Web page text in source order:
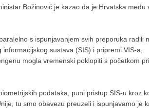
Božinović je kazao da je Hrvatska među
s ispunjavanjem svih preporuka radili
sustava (SIS) i pripremi VIS-a,
mogla vremenski poklopiti s početkom
podataka, puni pristup SIS-u kroz
tu smo obavezu preuzeli i ispunjavamo je